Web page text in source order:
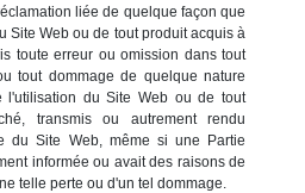
liée de quelque façon que
Site Web ou de tout produit acquis à
toute erreur ou omission dans tout
tout dommage de quelque nature
l'utilisation du Site Web ou de tout
transmis ou autrement rendu
du Site Web, même si une Partie
informée ou avait des raisons de
telle perte ou d'un tel dommage.